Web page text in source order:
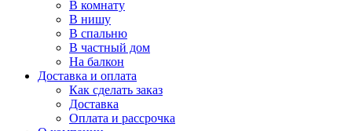
В комнату
В нишу
В спальню
В частный дом
На балкон
Доставка и оплата
Как сделать заказ
Доставка
Оплата и рассрочка